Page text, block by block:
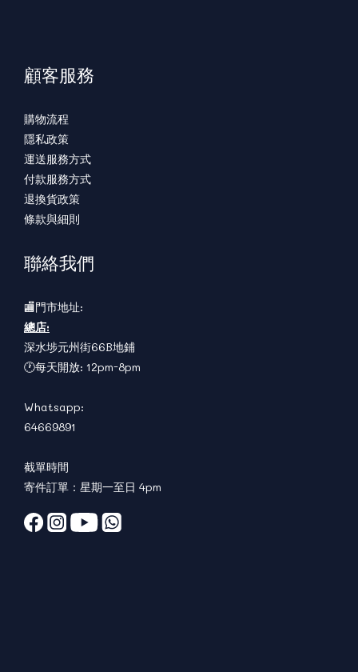
顧客服務
購物流程
隱私政策
運送服務方式
付款服務方式
退換貨政策
條款與細則
聯絡我們
🏬門市地址:
總店:
深水埗元州街66B地鋪
🕐每天開放: 12pm-8pm
Whatsapp:
64669891
截單時間
寄件訂單：星期一至日 4pm